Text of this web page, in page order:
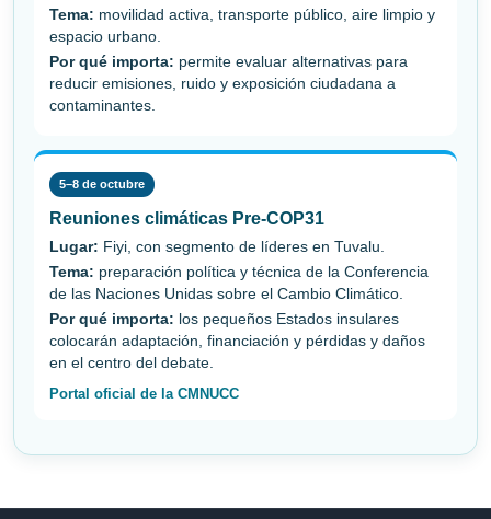
Tema: movilidad activa, transporte público, aire limpio y
espacio urbano.
Por qué importa: permite evaluar alternativas para
reducir emisiones, ruido y exposición ciudadana a
contaminantes.
5–8 de octubre
Reuniones climáticas Pre-COP31
Lugar: Fiyi, con segmento de líderes en Tuvalu.
Tema: preparación política y técnica de la Conferencia
de las Naciones Unidas sobre el Cambio Climático.
Por qué importa: los pequeños Estados insulares
colocarán adaptación, financiación y pérdidas y daños
en el centro del debate.
Portal oficial de la CMNUCC